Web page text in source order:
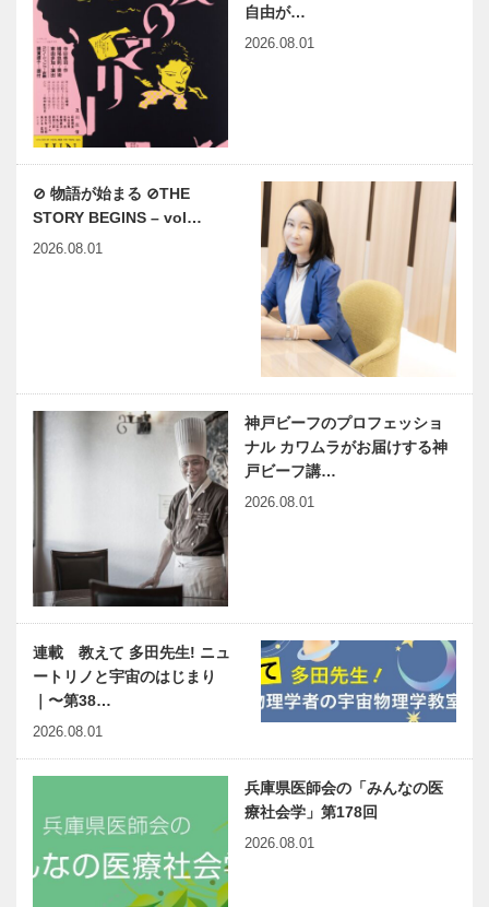
自由が…
2026.08.01
⊘ 物語が始まる ⊘THE
STORY BEGINS – vol…
2026.08.01
神戸ビーフのプロフェッショ
ナル カワムラがお届けする神
戸ビーフ講…
2026.08.01
連載 教えて 多田先生! ニュ
ートリノと宇宙のはじまり
｜〜第38…
2026.08.01
兵庫県医師会の「みんなの医
療社会学」第178回
2026.08.01